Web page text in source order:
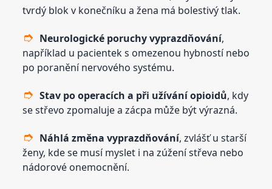
tvrdý blok v konečníku a žena má bolestivý tlak.
Neurologické poruchy vyprazdňování,
například u pacientek s omezenou hybností nebo
po poranění nervového systému.
Stav po operacích a při užívání opioidů, kdy
se střevo zpomaluje a zácpa může být výrazná.
Náhlá změna vyprazdňování, zvlášť u starší
ženy, kde se musí myslet i na zúžení střeva nebo
nádorové onemocnění.